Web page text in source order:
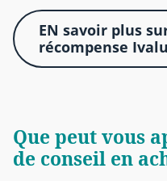
EN savoir plus
récompense
Que peut vous
de conseil en